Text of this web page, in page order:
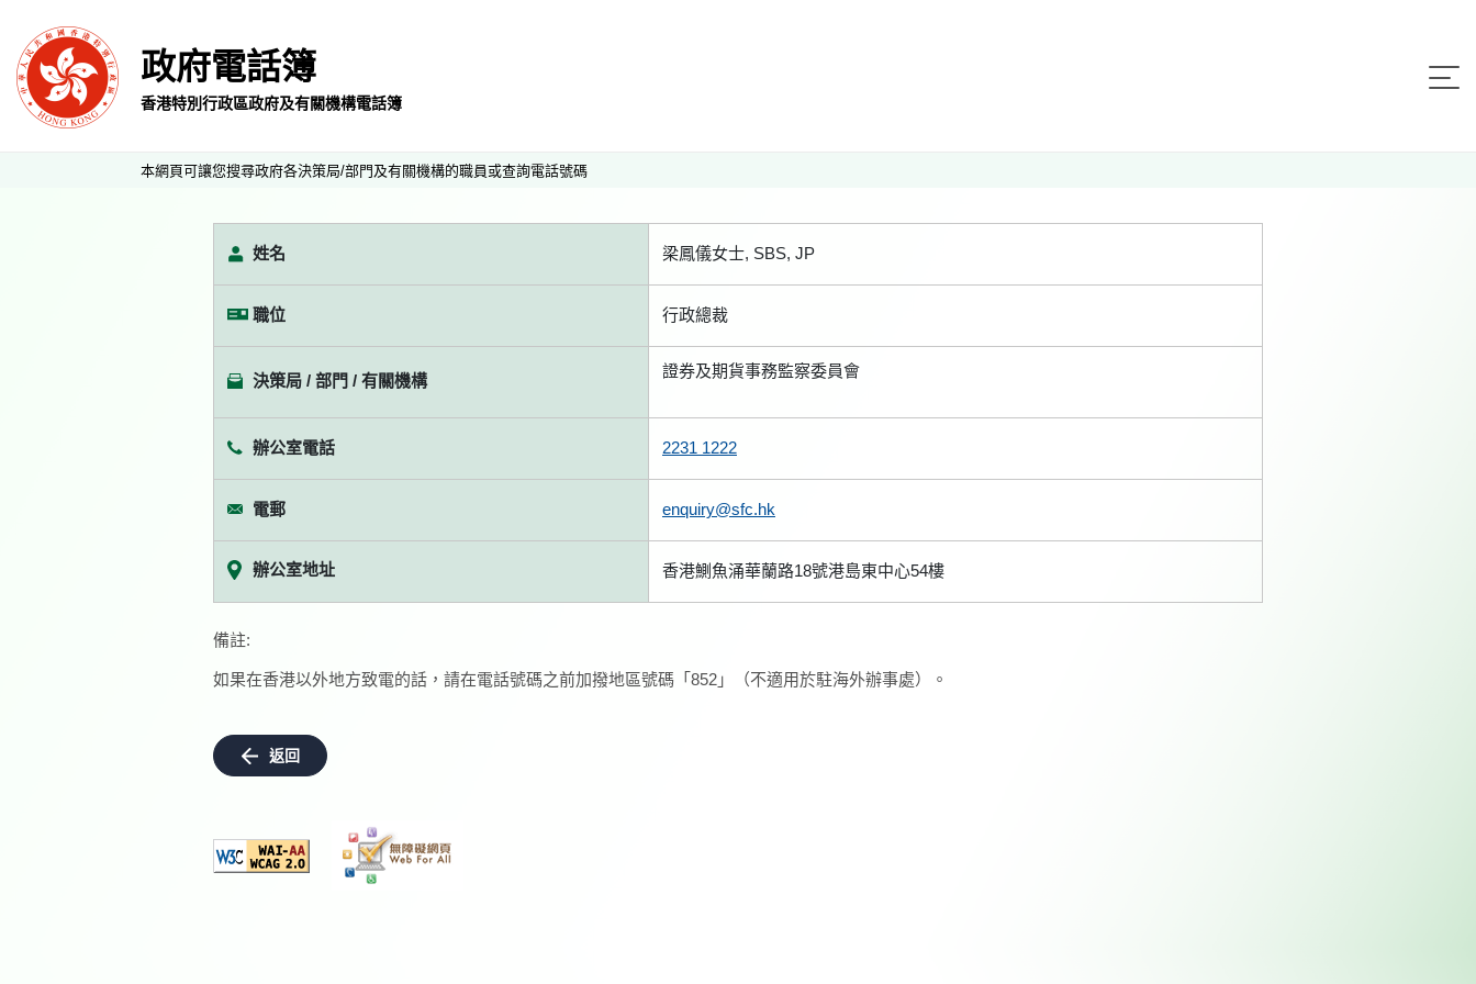
政府電話簿
香港特別行政區政府及有關機構電話簿
本網頁可讓您搜尋政府各決策局/部門及有關機構的職員或查詢電話號碼
姓名 梁鳳儀女士, SBS, JP
職位 行政總裁
決策局 / 部門 / 有關機構
證券及期貨事務監察委員會
辦公室電話 2231 1222
電郵 enquiry@sfc.hk
辦公室地址 香港鰂魚涌華蘭路18號港島東中心54樓
備註:
如果在香港以外地方致電的話，請在電話號碼之前加撥地區號碼「852」（不適用於駐海外辦事處）。
返回